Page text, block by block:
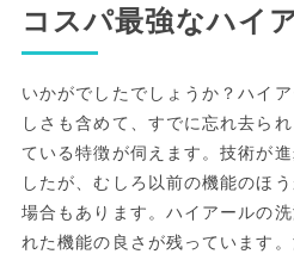
コスパ最強なハイ
いかがでしたでしょうか？ハイ
しさも含めて、すでに忘れ去ら
ている特徴が伺えます。技術が
したが、むしろ以前の機能のほ
場合もあります。ハイアールの
れた機能の良さが残っています